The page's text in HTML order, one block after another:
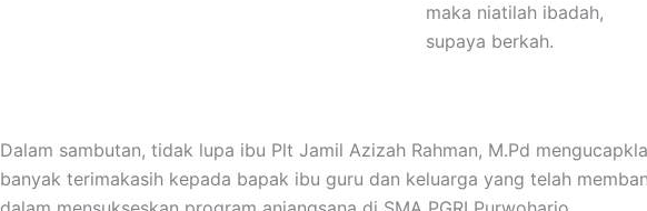
maka niatilah ibadah,
supaya berkah.
Dalam sambutan, tidak lupa ibu Plt Jamil Azizah Rahman, M.Pd
banyak terimakasih kepada bapak ibu guru dan keluarga yang telah